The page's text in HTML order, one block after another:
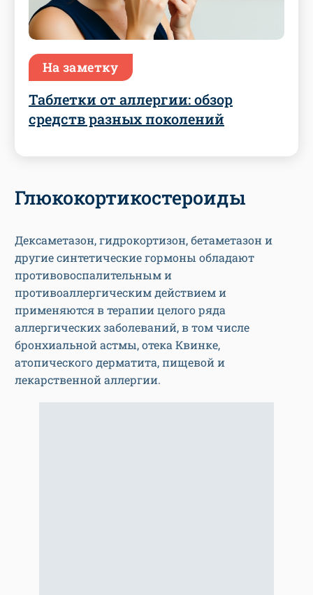
На заметку
Таблетки от аллергии: обзор
средств разных поколений
Глюкокортикостероиды
Дексаметазон, гидрокортизон, бетаметазон и
другие синтетические гормоны обладают
противовоспалительным и
противоаллергическим действием и
применяются в терапии целого ряда
аллергических заболеваний, в том числе
бронхиальной астмы, отека Квинке,
атопического дерматита, пищевой и
лекарственной аллергии.